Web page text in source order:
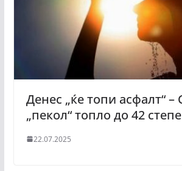
Денес „ќе топи асфалт“
„пекол“ топло до 42
22.07.2025